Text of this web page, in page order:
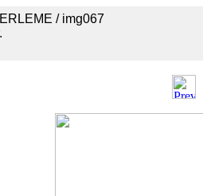
/ img067